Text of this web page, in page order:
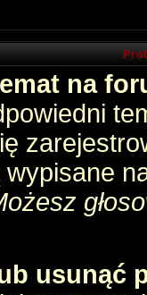
na
usunąć